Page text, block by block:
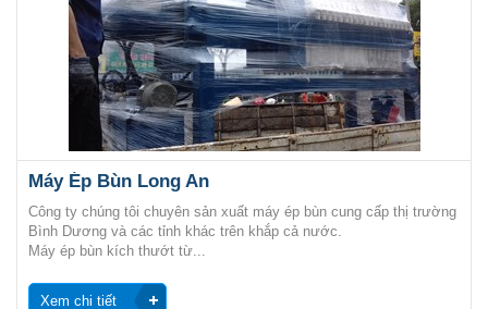
Máy Ép Bùn Long An
Công ty chúng tôi chuyên sản xuất máy ép bùn cung cấp thị trường
Bình Dương và các tỉnh khác trên khắp cả nước.
Máy ép bùn kích thướt từ...
Xem chi tiết